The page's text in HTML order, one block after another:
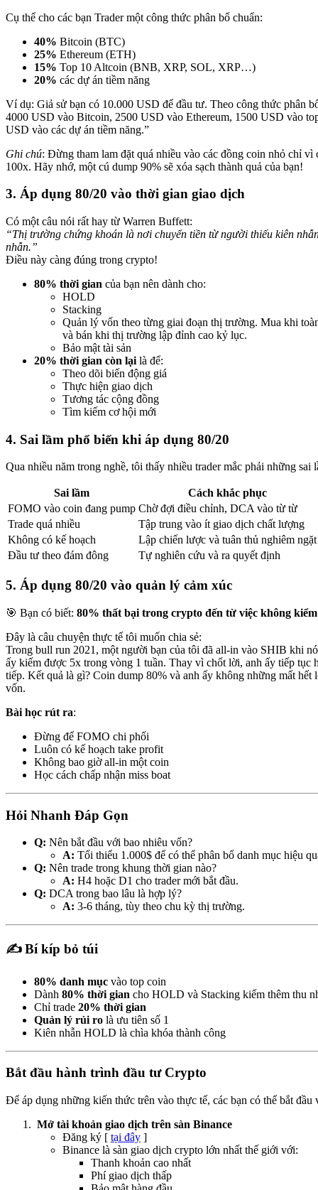
Cụ thể cho các bạn Trader một công thức phân bổ chuẩn:
40% Bitcoin (BTC)
25% Ethereum (ETH)
15% Top 10 Altcoin (BNB, XRP, SOL, XRP…)
20% các dự án tiềm năng
Ví dụ: Giả sử bạn có 10.000 USD để đầu tư. Theo công thức phân
4000 USD vào Bitcoin, 2500 USD vào Ethereum, 1500 USD vào
USD vào các dự án tiềm năng.”
Ghi chú: Đừng tham lam đặt quá nhiều vào các đồng coin nhỏ chỉ vì
100x. Hãy nhớ, một cú dump 90% sẽ xóa sạch thành quả của bạn!
3. Áp dụng 80/20 vào thời gian giao dịch
Có một câu nói rất hay từ Warren Buffett:
“Thị trường chứng khoán là nơi chuyển tiền từ người thiếu kiên
nhẫn.”
Điều này càng đúng trong crypto!
80% thời gian của bạn nên dành cho:
HOLD
Stacking
Quản lý vốn theo từng giai đoạn thị trường. Mua khi
và bán khi thị trường lập đỉnh cao kỷ lục.
Bảo mật tài sản
20% thời gian còn lại là để:
Theo dõi biến động giá
Thực hiện giao dịch
Tương tác cộng đồng
Tìm kiếm cơ hội mới
4. Sai lầm phổ biến khi áp dụng 80/20
Qua nhiều năm trong nghề, tôi thấy nhiều trader mắc phải những sai
Sai lầm
Cách khắc phục
FOMO vào coin đang pump Chờ đợi điều chỉnh, DCA vào từ từ
Trade quá nhiều
Tập trung vào ít giao dịch chất lượng
Không có kế hoạch
Lập chiến lược và tuân thủ nghiêm ngặt
Đầu tư theo đám đông
Tự nghiên cứu và ra quyết định
5. Áp dụng 80/20 vào quản lý cảm xúc
🎯 Bạn có biết: 80% thất bại trong crypto đến từ việc không
Đây là câu chuyện thực tế tôi muốn chia sẻ:
Trong bull run 2021, một người bạn của tôi đã all-in vào SHIB khi
ấy kiếm được 5x trong vòng 1 tuần. Thay vì chốt lời, anh ấy tiếp tục
tiếp. Kết quả là gì? Coin dump 80% và anh ấy không những mất hết
vốn.
Bài học rút ra:
Đừng để FOMO chi phối
Luôn có kế hoạch take profit
Không bao giờ all-in một coin
Học cách chấp nhận miss boat
Hỏi Nhanh Đáp Gọn
Q: Nên bắt đầu với bao nhiêu vốn?
A: Tối thiểu 1.000$ để có thể phân bổ danh mục hiệu
Q: Nên trade trong khung thời gian nào?
A: H4 hoặc D1 cho trader mới bắt đầu.
Q: DCA trong bao lâu là hợp lý?
A: 3-6 tháng, tùy theo chu kỳ thị trường.
✍️ Bí kíp bỏ túi
80% danh mục vào top coin
Dành 80% thời gian cho HOLD và Stacking kiếm thêm thu
Chỉ trade 20% thời gian
Quản lý rủi ro là ưu tiên số 1
Kiên nhẫn HOLD là chìa khóa thành công
Bắt đầu hành trình đầu tư Crypto
Để áp dụng những kiến thức trên vào thực tế, các bạn có thể bắt đầu
Mở tài khoản giao dịch trên sàn Binance
Đăng ký [ tại đây ]
Binance là sàn giao dịch crypto lớn nhất thế giới với:
Thanh khoản cao nhất
Phí giao dịch thấp